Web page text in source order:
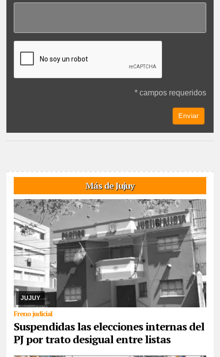
* campos requeridos
Más de Jujuy
JUJUY
Freno judicial
Suspendidas las elecciones internas del
PJ por trato desigual entre listas
08/08/2026 El cronograma electoral suspendido, el juez Hansen
resolvió la apelación de la lista Celeste y Blanca, argumenta trató
desigual. Ya corrió traslado a ...